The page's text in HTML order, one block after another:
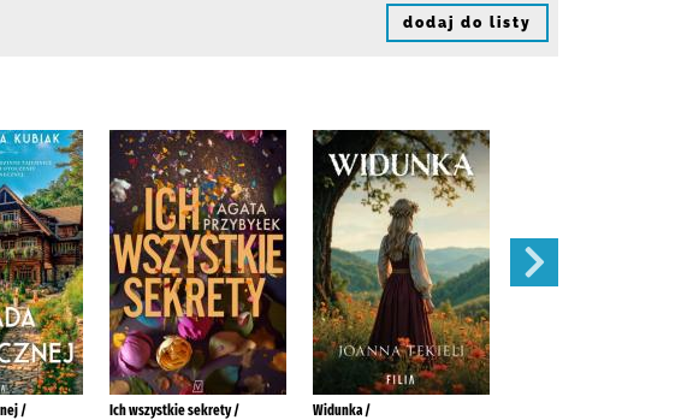
dodaj do listy
/
Ich wszystkie sekrety /
Widunka /